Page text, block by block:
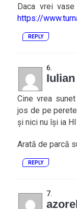
Daca vrei
https://
REPLY
Iulian
Cine vrea
jos de pe
și nici nu își ia
Arată de parcă
REPLY
azorel